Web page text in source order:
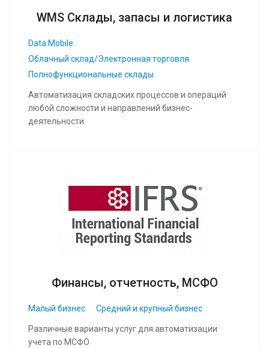
WMS Склады, запасы и логистика
Data Mobile
Облачный склад/Электронная торговля
Полнофункциональные склады
Автоматизация складских процессов и операций
любой сложности и направлений бизнес-
деятельности.
Финансы, отчетность, МСФО
Малый бизнес Средний и крупный бизнес
Различные варианты услуг для автоматизации
учета по МСФО